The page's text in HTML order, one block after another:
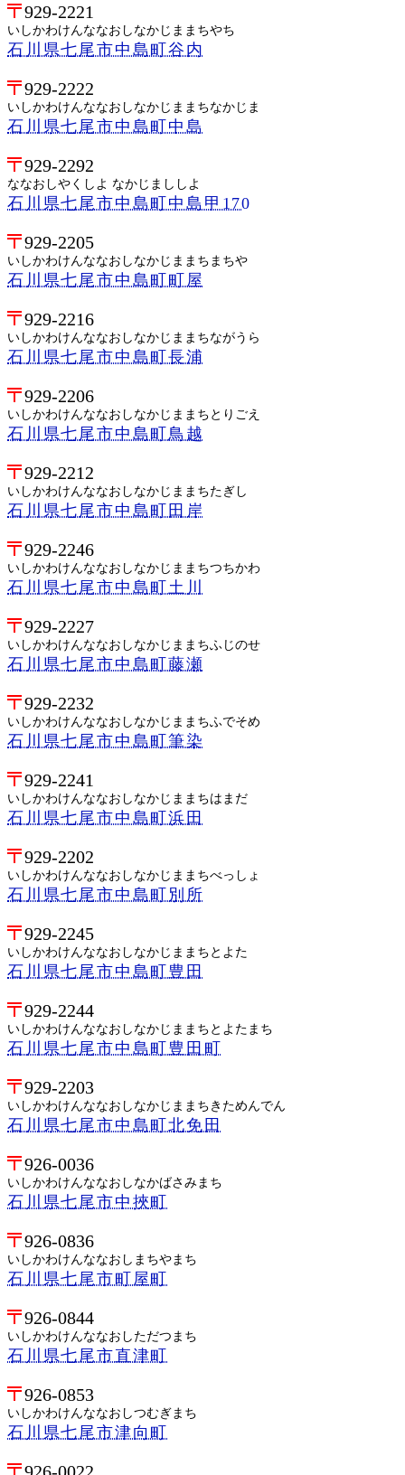
929-2221
いしかわけんななおしなかじままちやち
石川県七尾市中島町谷内
929-2222
いしかわけんななおしなかじままちなかじま
石川県七尾市中島町中島
929-2292
ななおしやくしよ なかじまししよ
石川県七尾市中島町中島甲170
929-2205
いしかわけんななおしなかじままちまちや
石川県七尾市中島町町屋
929-2216
いしかわけんななおしなかじままちながうら
石川県七尾市中島町長浦
929-2206
いしかわけんななおしなかじままちとりごえ
石川県七尾市中島町鳥越
929-2212
いしかわけんななおしなかじままちたぎし
石川県七尾市中島町田岸
929-2246
いしかわけんななおしなかじままちつちかわ
石川県七尾市中島町土川
929-2227
いしかわけんななおしなかじままちふじのせ
石川県七尾市中島町藤瀬
929-2232
いしかわけんななおしなかじままちふでそめ
石川県七尾市中島町筆染
929-2241
いしかわけんななおしなかじままちはまだ
石川県七尾市中島町浜田
929-2202
いしかわけんななおしなかじままちべっしょ
石川県七尾市中島町別所
929-2245
いしかわけんななおしなかじままちとよた
石川県七尾市中島町豊田
929-2244
いしかわけんななおしなかじままちとよたまち
石川県七尾市中島町豊田町
929-2203
いしかわけんななおしなかじままちきためんでん
石川県七尾市中島町北免田
926-0036
いしかわけんななおしなかばさみまち
石川県七尾市中挾町
926-0836
いしかわけんななおしまちやまち
石川県七尾市町屋町
926-0844
いしかわけんななおしただつまち
石川県七尾市直津町
926-0853
いしかわけんななおしつむぎまち
石川県七尾市津向町
926-0022